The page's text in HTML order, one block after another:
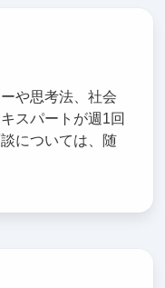
や思考法、社会
スパートが週1回
については、随